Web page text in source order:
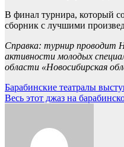
В финал турнира, который
сборник с лучшими
Справка: турнир проводит
активности молодых
области «Новосибирская
Навигация
по
Барабинские театралы
Весь этот джаз на